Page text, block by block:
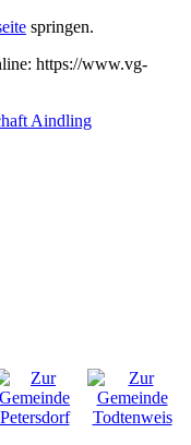
springen.
https://www.vg-